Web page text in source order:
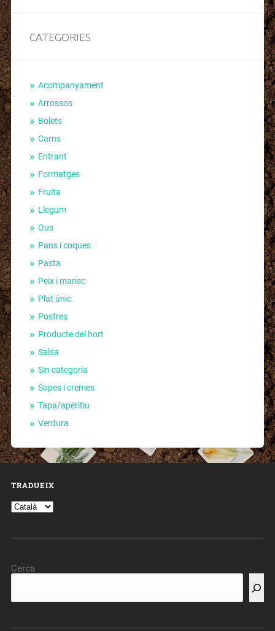
CATEGORIES
Acompanyament
Arrossos
Bolets
Carns
Entrant
Formatges
Fruita
Llegum
Ous
Pans i coques
Pasta
Peix i marisc
Plat únic
Postres
Producte del hort
Salsa
Sin categoría
Sopes i cremes
Tapa/aperitiu
Verdura
TRADUEIX
Cerca